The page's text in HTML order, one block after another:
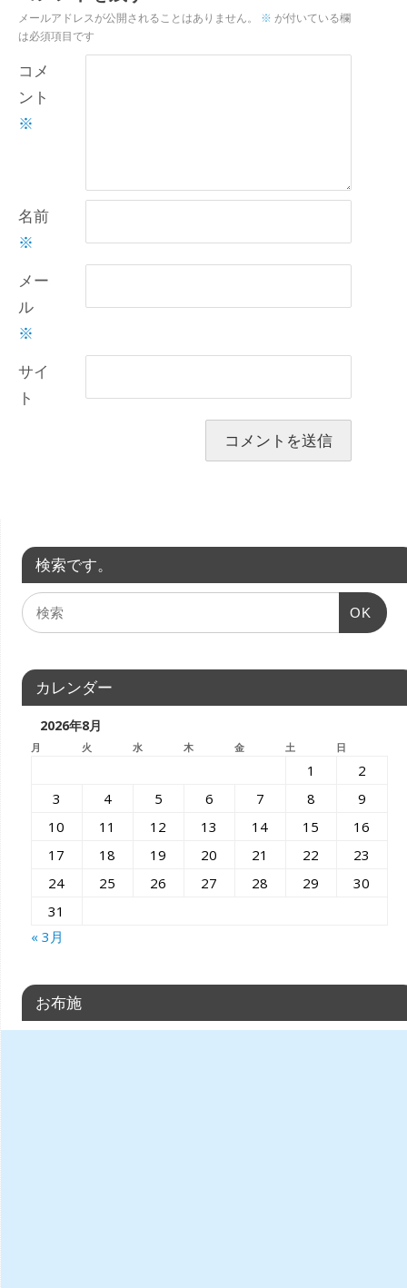
メールアドレスが公開されることはありません。 ※ が付いている欄
は必須項目です
コメ
ント
※
名前
※
メー
ル
※
サイ
ト
検索です。
OK
カレンダー
2026年8月
月 火 水 木 金 土 日
1
2
3
4 5 6 7 8
9
10
11 12 13 14 15
16
17
18 19 20 21 22
23
24
25 26 27 28 29
30
31
« 3月
お布施